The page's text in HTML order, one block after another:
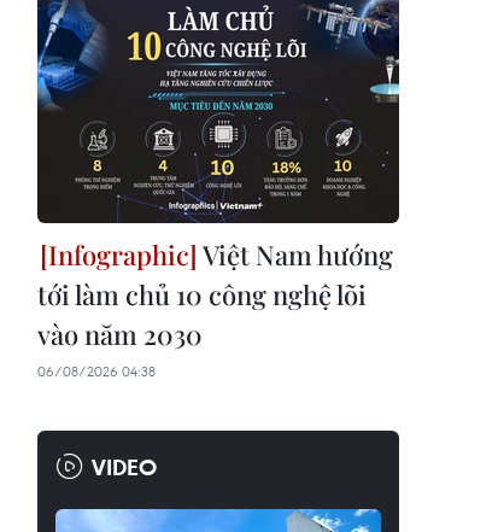
Việt Nam hướng
tới làm chủ 10 công nghệ lõi
vào năm 2030
06/08/2026 04:38
VIDEO